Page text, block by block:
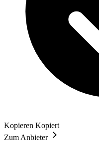
Kopieren Kopiert
Zum Anbieter